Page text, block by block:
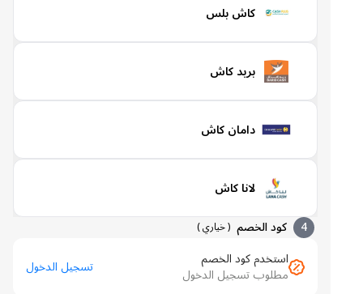
كاش بلس
بريد كاش
دامان كاش
لانا كاش
كود الخصم (خياري )
استخدم كود الخصم
مطلوب تسجيل الدخول
تسجيل الدخول